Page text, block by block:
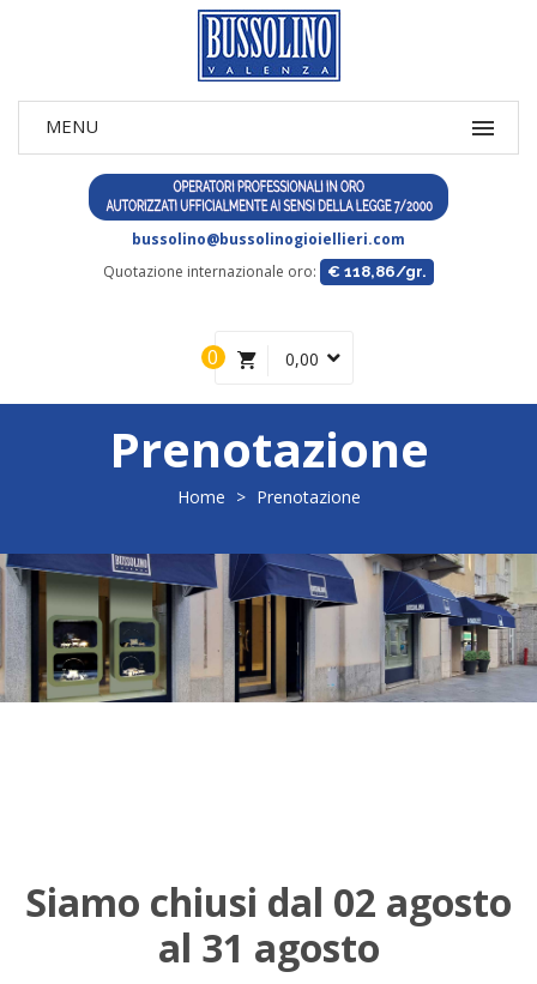
bussolino@bussolinogioiellieri.com
Quotazione internazionale oro:
€ 118,86/gr.
0,00
0
Prenotazione
Home > Prenotazione
Siamo chiusi dal 02 agosto
al 31 agosto